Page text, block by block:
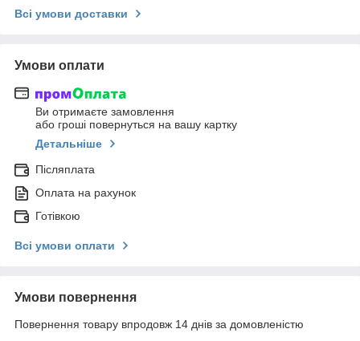
Всі умови доставки
Умови оплати
Ви отримаєте замовлення
або гроші повернуться на вашу картку
Детальніше
Післяплата
Оплата на рахунок
Готівкою
Всі умови оплати
Умови повернення
Повернення товару впродовж 14 днів за домовленістю